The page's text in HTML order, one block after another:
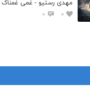
مهدی رستیو - غمی غمناک
0
0